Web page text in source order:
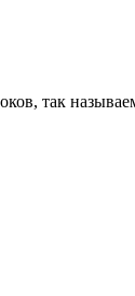
так